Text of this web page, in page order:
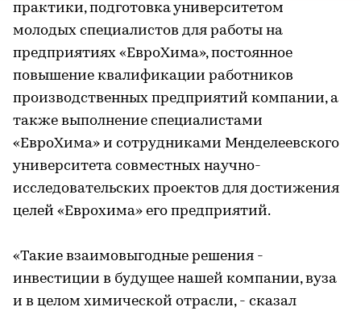
практики, подготовка университетом
молодых специалистов для работы на
предприятиях «ЕвроХима», постоянное
повышение квалификации работников
производственных предприятий компании, а
также выполнение специалистами
«ЕвроХима» и сотрудниками Менделеевского
университета совместных научно-
исследовательских проектов для достижения
целей «Еврохима» его предприятий.
«Такие взаимовыгодные решения -
инвестиции в будущее нашей компании, вуза
и в целом химической отрасли, - сказал